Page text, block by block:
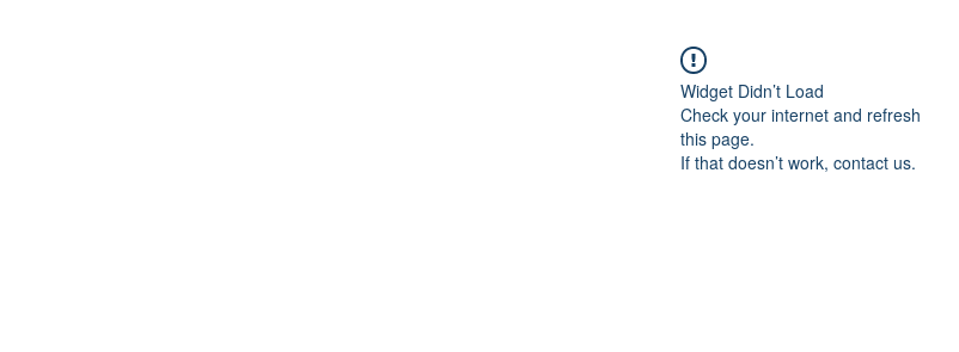
Widget Didn’t Load
Check your internet and refresh
this page.
If that doesn’t work, contact us.